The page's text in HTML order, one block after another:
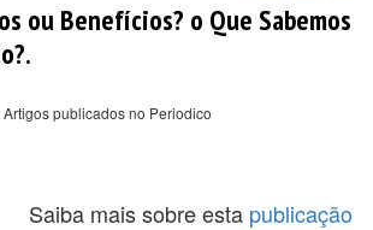
ou Benefícios? o Que Sabemos
publicados no Periodico
Saiba mais sobre esta publicação